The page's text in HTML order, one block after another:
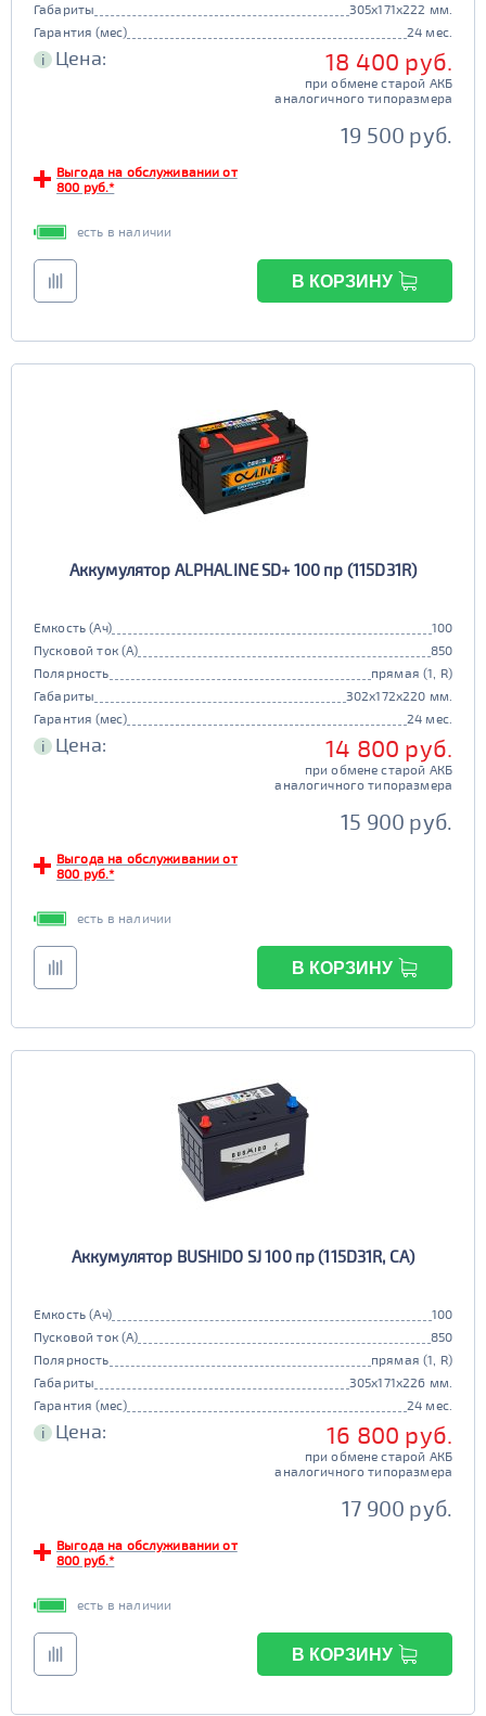
Габариты
305x171x222 мм.
Гарантия (мес)
24 мес.
i Цена: 18 400 руб.
при обмене старой АКБ
аналогичного типоразмера
19 500 руб.
Выгода на обслуживании от
800 руб.*
есть в наличии
В КОРЗИНУ
Аккумулятор ALPHALINE SD+ 100 пр (115D31R)
Емкость (Ач)
100
Пусковой ток (А)
850
Полярность
прямая (1, R)
Габариты
302x172x220 мм.
Гарантия (мес)
24 мес.
i Цена: 14 800 руб.
при обмене старой АКБ
аналогичного типоразмера
15 900 руб.
Выгода на обслуживании от
800 руб.*
есть в наличии
В КОРЗИНУ
Аккумулятор BUSHIDO SJ 100 пр (115D31R, CA)
Емкость (Ач)
100
Пусковой ток (А)
850
Полярность
прямая (1, R)
Габариты
305x171x226 мм.
Гарантия (мес)
24 мес.
i Цена: 16 800 руб.
при обмене старой АКБ
аналогичного типоразмера
17 900 руб.
Выгода на обслуживании от
800 руб.*
есть в наличии
В КОРЗИНУ